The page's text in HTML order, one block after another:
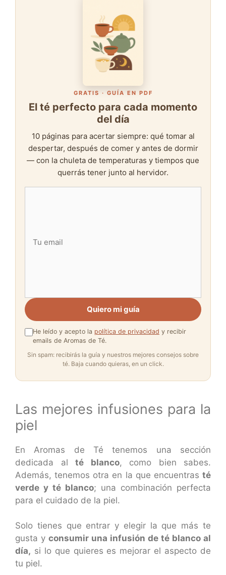
GRATIS · GUÍA EN PDF
El té perfecto para cada momento
del día
10 páginas para acertar siempre: qué tomar al
despertar, después de comer y antes de dormir
— con la chuleta de temperaturas y tiempos que
querrás tener junto al hervidor.
Quiero mi guía
He leído y acepto la política de privacidad y recibir
emails de Aromas de Té.
Sin spam: recibirás la guía y nuestros mejores consejos sobre
té. Baja cuando quieras, en un click.
Las mejores infusiones para la
piel
En Aromas de Té tenemos una sección
dedicada al té blanco, como bien sabes.
Además, tenemos otra en la que encuentras té
verde y té blanco; una combinación perfecta
para el cuidado de la piel.
Solo tienes que entrar y elegir la que más te
gusta y consumir una infusión de té blanco al
día, si lo que quieres es mejorar el aspecto de
tu piel.